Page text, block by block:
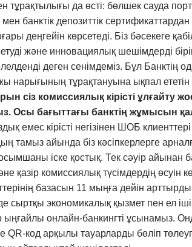
тұрақтылығы да өсті: бөлшек сауда
мен банктік депозиттік
деңгейін көрсетеді. Біз бәсекеге
және инновациялық шешімдерді
деген сенімдеміз. Бұл Банктің
нарығының тұрақтануына ықпал
сіз комиссиялық кірісті ұлғайту
Осы бағыттағы банктің жұмысын
емес кірісті негізінен ШОБ
тамыз айында біз кәсіпкерлерге
іске қостық. Тек сәуір айынан
қазір комиссиялық түсімдердің
базасын 11 мыңға дейін
экономикалық қызмет пен ел
ыңғайлы онлайн-банкингті ұсынамыз.
QR-код арқылы тауарларды бөліп